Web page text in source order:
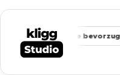
Google bevorzugt Fokus